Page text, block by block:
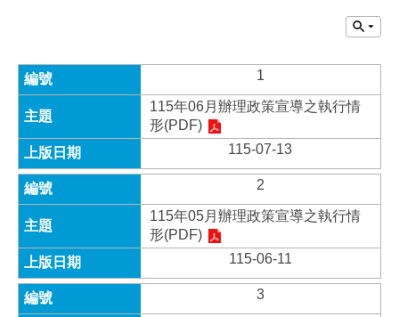
1
115年06月辦理政策宣導之執行情
形(PDF)
115-07-13
2
115年05月辦理政策宣導之執行情
形(PDF)
115-06-11
3